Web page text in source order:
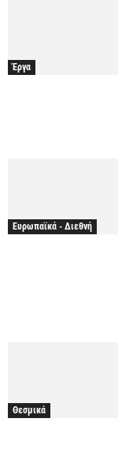
Έργα
Ευρωπαϊκά - Διεθνή
Θεσμικά